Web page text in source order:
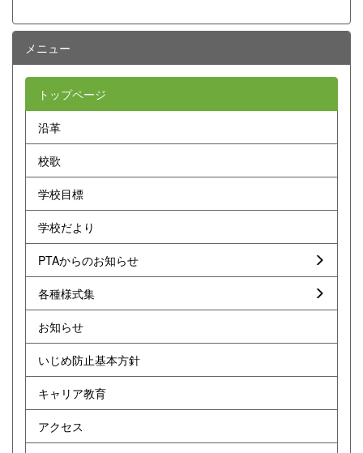
メニュー
トップページ
沿革
校歌
学校目標
学校だより
PTAからのお知らせ
各種様式集
お知らせ
いじめ防止基本方針
キャリア教育
アクセス